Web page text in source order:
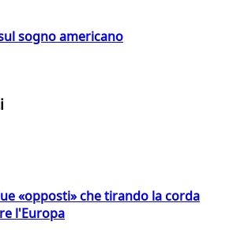
sogno americano
«opposti» che tirando la corda
l'Europa